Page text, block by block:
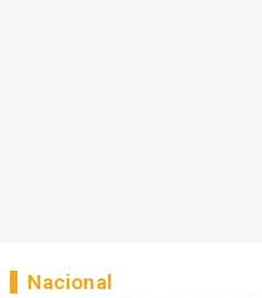
Nacional